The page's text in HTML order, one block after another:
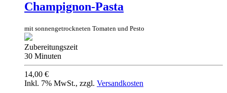
Champignon-Pasta
mit sonnengetrockneten Tomaten und Pesto
Zubereitungszeit
30 Minuten
14,00 €
Inkl. 7% MwSt., zzgl. Versandkosten